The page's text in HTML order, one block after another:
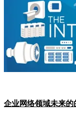
企业网络领域未来的